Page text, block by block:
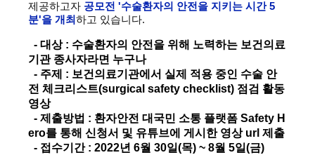
제공하고자 공모전 '수술환자의 안전을 지키는 시간 5
분'을 개최하고 있습니다.
- 대상 : 수술환자의 안전을 위해 노력하는 보건의료
기관 종사자라면 누구나
- 주제 : 보건의료기관에서 실제 적용 중인 수술 안
전 체크리스트(surgical safety checklist) 점검 활동
영상
- 제출방법 : 환자안전 대국민 소통 플랫폼 Safety H
ero를 통해 신청서 및 유튜브에 게시한 영상 url 제출
- 접수기간 : 2022년 6월 30일(목) ~ 8월 5일(금)